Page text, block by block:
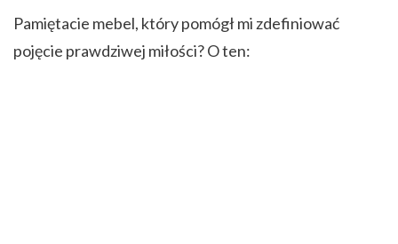
Pamiętacie mebel, który pomógł mi zdefiniować
pojęcie prawdziwej miłości? O ten: